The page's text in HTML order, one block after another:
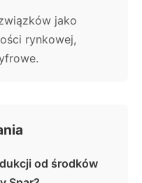
jako
rynkowej,
od środków